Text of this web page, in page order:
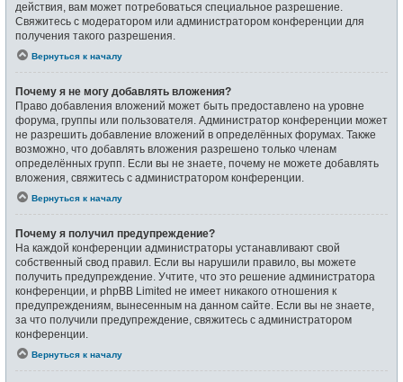
действия, вам может потребоваться специальное разрешение.
Свяжитесь с модератором или администратором конференции для
получения такого разрешения.
Вернуться к началу
Почему я не могу добавлять вложения?
Право добавления вложений может быть предоставлено на уровне
форума, группы или пользователя. Администратор конференции может
не разрешить добавление вложений в определённых форумах. Также
возможно, что добавлять вложения разрешено только членам
определённых групп. Если вы не знаете, почему не можете добавлять
вложения, свяжитесь с администратором конференции.
Вернуться к началу
Почему я получил предупреждение?
На каждой конференции администраторы устанавливают свой
собственный свод правил. Если вы нарушили правило, вы можете
получить предупреждение. Учтите, что это решение администратора
конференции, и phpBB Limited не имеет никакого отношения к
предупреждениям, вынесенным на данном сайте. Если вы не знаете,
за что получили предупреждение, свяжитесь с администратором
конференции.
Вернуться к началу